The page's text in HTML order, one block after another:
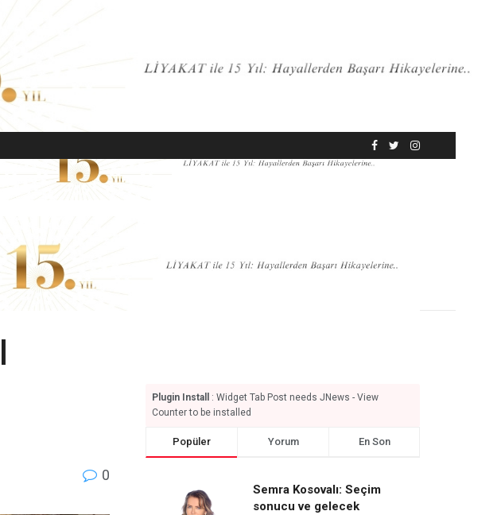
YAŞAM SANAT
0
Plugin Install
: Widget Tab Post needs JNews - View
Counter to be installed
Popüler Yorum En Son
Semra Kosovalı: Seçim
sonucu ve gelecek